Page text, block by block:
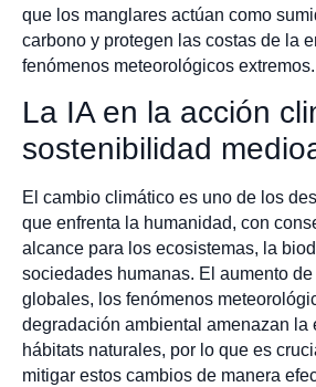
que los manglares actúan como
carbono y protegen las costas de la
fenómenos meteorológicos extremos.
La IA en la acción
sostenibilidad
El cambio climático es uno de los
que enfrenta la humanidad, con
alcance para los ecosistemas, la
sociedades humanas. El aumento
globales, los fenómenos
degradación ambiental amenazan la
hábitats naturales, por lo que es
mitigar estos cambios de manera